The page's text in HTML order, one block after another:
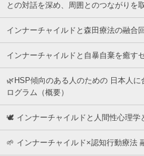
との対話を深め、周囲とのつながりを
インナーチャイルドと森田療法の融合
インナーチャイルドと自暴自棄を癒す
🌿HSP傾向のある人のための 日本人
ログラム（概要）
🕊 インナーチャイルドと人間性心理学
🌱 インナーチャイルド×認知行動療法